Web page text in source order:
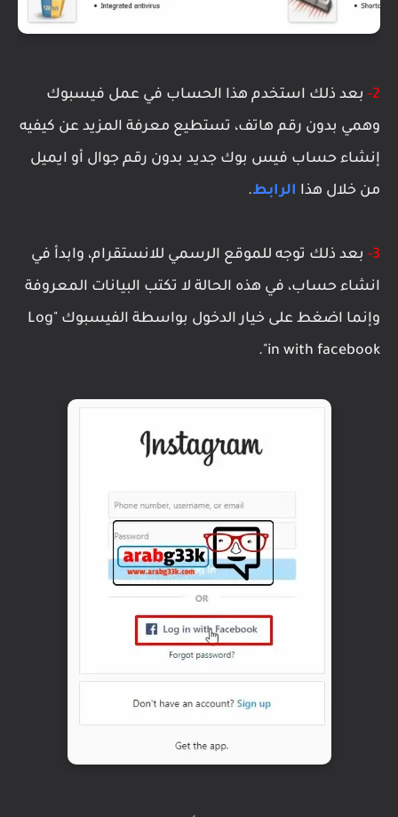
2-
بعد ذلك استخدم هذا الحساب في عمل فيسبوك
وهمي بدون رقم هاتف، تستطيع معرفة المزيد عن كيفيه
إنشاء حساب فيس بوك جديد بدون رقم جوال أو ايميل
من خلال هذا الرابط.
3-
بعد ذلك توجه للموقع الرسمي للانستقرام، وابدأ في
انشاء حساب، في هذه الحالة لا تكتب البيانات المعروفة
وإنما اضغط على خيار الدخول بواسطة الفيسبوك "Log
in with facebook".